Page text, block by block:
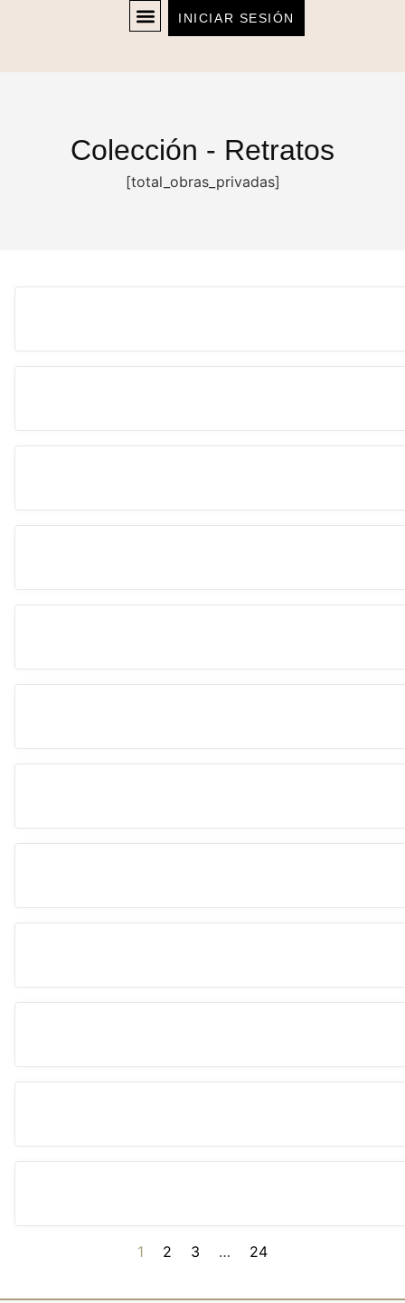
INICIAR SESIÓN
Colección - Retratos
[total_obras_privadas]
1 2 3 … 24